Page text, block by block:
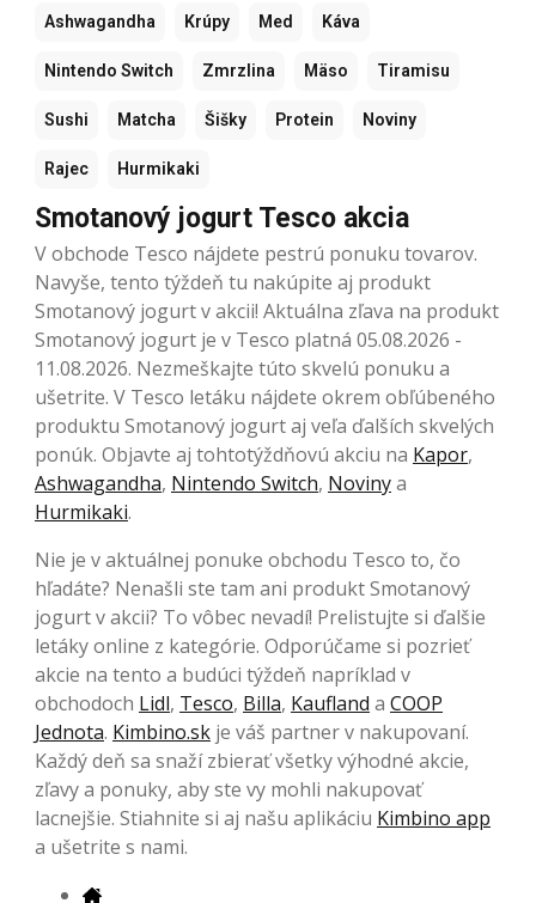
Ashwagandha Krúpy Med Káva
Nintendo Switch Zmrzlina Mäso Tiramisu
Sushi Matcha Šišky Protein Noviny
Rajec Hurmikaki
Smotanový jogurt Tesco akcia
V obchode Tesco nájdete pestrú ponuku tovarov.
Navyše, tento týždeň tu nakúpite aj produkt
Smotanový jogurt v akcii! Aktuálna zľava na produkt
Smotanový jogurt je v Tesco platná 05.08.2026 -
11.08.2026. Nezmeškajte túto skvelú ponuku a
ušetrite. V Tesco letáku nájdete okrem obľúbeného
produktu Smotanový jogurt aj veľa ďalších skvelých
ponúk. Objavte aj tohtotýždňovú akciu na Kapor,
Ashwagandha, Nintendo Switch, Novinya
Hurmikaki.
Nie je v aktuálnej ponuke obchodu Tesco to, čo
hľadáte? Nenašli ste tam ani produkt Smotanový
jogurt v akcii? To vôbec nevadí! Prelistujte si ďalšie
letáky online z kategórie. Odporúčame si pozrieť
akcie na tento a budúci týždeň napríklad v
obchodoch Lidl, Tesco, Billa, Kaufland a COOP
Jednota. Kimbino.sk je váš partner v nakupovaní.
Každý deň sa snaží zbierať všetky výhodné akcie,
zľavy a ponuky, aby ste vy mohli nakupovať
lacnejšie. Stiahnite si aj našu aplikáciu Kimbino app
a ušetrite s nami.